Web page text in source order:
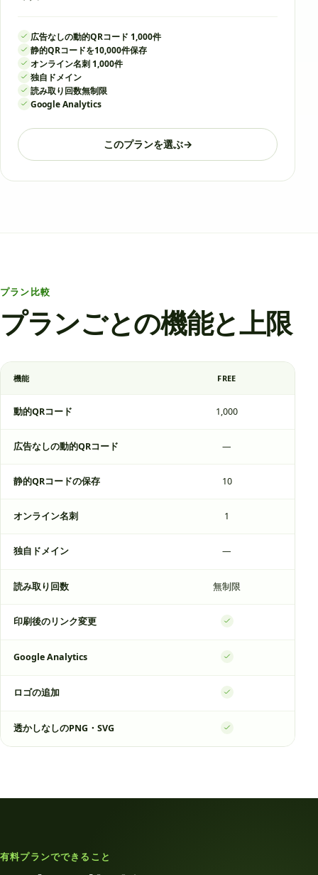
広告なしの動的QRコード 1,000件
静的QRコードを10,000件保存
オンライン名刺 1,000件
独自ドメイン
読み取り回数無制限
Google Analytics
このプランを選ぶ→
プラン比較
プランごとの機能と上限
機能 FREE
動的QRコード 1,000
広告なしの動的QRコード —
静的QRコードの保存 10
オンライン名刺 1
独自ドメイン —
読み取り回数 無制限
印刷後のリンク変更
Google Analytics
ロゴの追加
透かしなしのPNG・SVG
有料プランでできること